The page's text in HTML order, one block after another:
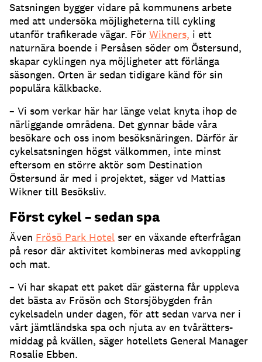
Satsningen bygger vidare på kommunens arbete
med att undersöka möjligheterna till cykling
utanför trafikerade vägar. För Wikners, i ett
naturnära boende i Persåsen söder om Östersund,
skapar cyklingen nya möjligheter att förlänga
säsongen. Orten är sedan tidigare känd för sin
populära kälkbacke.
– Vi som verkar här har länge velat knyta ihop de
närliggande områdena. Det gynnar både våra
besökare och oss inom besöksnäringen. Därför är
cykelsatsningen högst välkommen, inte minst
eftersom en större aktör som Destination
Östersund är med i projektet, säger vd Mattias
Wikner till Besöksliv.
Först cykel – sedan spa
Även Frösö Park Hotel ser en växande efterfrågan
på resor där aktivitet kombineras med avkoppling
och mat.
– Vi har skapat ett paket där gästerna får uppleva
det bästa av Frösön och Storsjöbygden från
cykelsadeln under dagen, för att sedan varva ner i
vårt jämtländska spa och njuta av en tvårätters-
middag på kvällen, säger hotellets General Manager
Rosalie Ebben.